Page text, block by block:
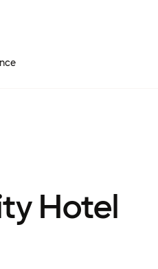
Hotel